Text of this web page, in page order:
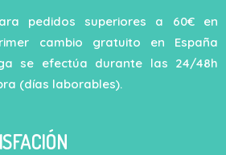
pedidos superiores a 60€ en
cambio gratuito en España
se efectúa durante las 24/48h
(días laborables).